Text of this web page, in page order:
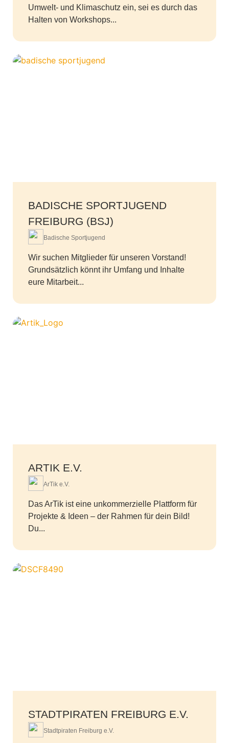
Umwelt- und Klimaschutz ein, sei es durch das
Halten von Workshops...
BADISCHE SPORTJUGEND
FREIBURG (BSJ)
Badische Sportjugend
Wir suchen Mitglieder für unseren Vorstand!
Grundsätzlich könnt ihr Umfang und Inhalte
eure Mitarbeit...
ARTIK E.V.
ArTik e.V.
Das ArTik ist eine unkommerzielle Plattform für
Projekte & Ideen – der Rahmen für dein Bild!
Du...
STADTPIRATEN FREIBURG E.V.
Stadtpiraten Freiburg e.V.